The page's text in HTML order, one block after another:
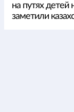
на путях детей
заметили